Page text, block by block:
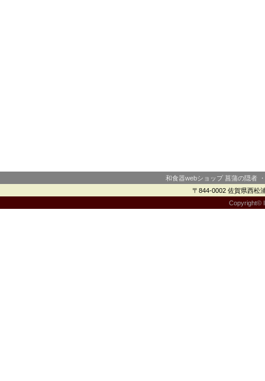
和食器webショップ 菖蒲の隠者
〒844-0002 佐賀県西松
Copyright©